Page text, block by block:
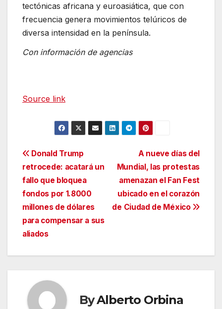
tectónicas africana y euroasiática, que con
frecuencia genera movimientos telúricos de
diversa intensidad en la península.
Con información de agencias
Source link
Navegación
de
entradas
A nueve días del
Mundial, las protestas
amenazan el Fan Fest
ubicado en el corazón
de Ciudad de México
Donald Trump
retrocede: acatará un
fallo que bloquea
fondos por 1.8000
millones de dólares
para compensar a sus
aliados
ByAlberto Orbina